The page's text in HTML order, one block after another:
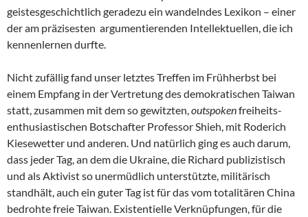
geistesgeschichtlich geradezu ein wandelndes Lexikon – einer
der am präzisesten argumentierenden Intellektuellen, die ich
kennenlernen durfte.
Nicht zufällig fand unser letztes Treffen im Frühherbst bei
einem Empfang in der Vertretung des demokratischen Taiwan
statt, zusammen mit dem so gewitzten,outspokenfreiheits-
enthusiastischen Botschafter Professor Shieh, mit Roderich
Kiesewetter und anderen. Und natürlich ging es auch darum,
dass jeder Tag, an dem die Ukraine, die Richard publizistisch
und als Aktivist so unermüdlich unterstützte, militärisch
standhält, auch ein guter Tag ist für das vom totalitären China
bedrohte freie Taiwan. Existentielle Verknüpfungen, für die